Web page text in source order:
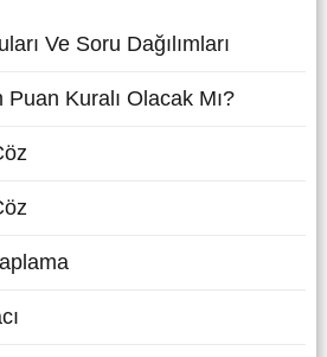
Ve Soru Dağılımları
Kuralı Olacak Mı?